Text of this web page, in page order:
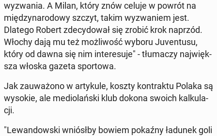
wy­zwa­nia. A Milan, który znów celuje w powrót na
mię­dzy­na­ro­do­wy szczyt, takim wy­zwa­niem jest.
Dlatego Robert zde­cy­do­wał się zrobić krok naprzód.
Włochy dają mu też moż­li­wość wyboru Ju­ven­tu­su,
który od dawna się nim in­te­re­su­je" - tłu­ma­czy naj­więk­
sza włoska gazeta spor­to­wa.
Jak za­uwa­żo­no w ar­ty­ku­le, koszty kon­trak­tu Polaka są
wysokie, ale me­dio­lań­ski klub dokona swoich kal­ku­la­
cji.
"Le­wan­dow­ski wniósł­by bowiem pokaźny ładunek goli